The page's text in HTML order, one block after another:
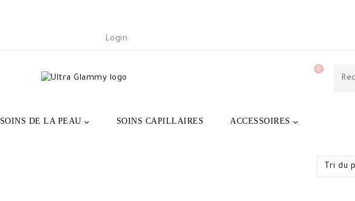
Login
0
SOINS DE LA PEAU SOINS CAPILLAIRES ACCESSOIRES